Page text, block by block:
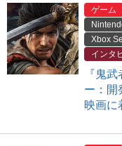
ゲーム
Xbox
インタ
『鬼
ー：開
映画に